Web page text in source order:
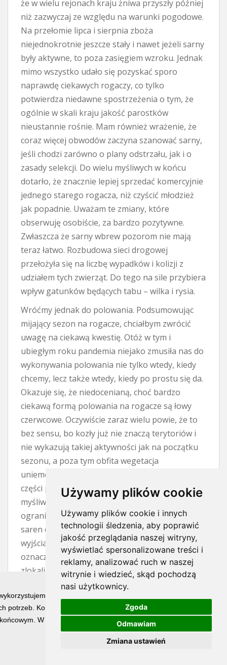
technologię cookies w celu świadczenia Państwu
potrzeb. Korzystanie z witryny bez zmiany ustawień dotyczących
W każdym momencie możesz określić warunki
Używamy plików cookie
Używamy plików cookie i innych
technologii śledzenia, aby poprawić
jakość przeglądania naszej witryny,
wyświetlać spersonalizowane treści i
reklamy, analizować ruch w naszej
witrynie i wiedzieć, skąd pochodzą
nasi użytkownicy.
Zgoda
Odmawiam
Zmiana ustawień
że w wielu rejonach kraju żniwa przyszły później
niż zazwyczaj ze względu na warunki pogodowe.
Na przełomie lipca i sierpnia zboża
niejednokrotnie jeszcze stały i nawet jeżeli sarny
były aktywne, to poza zasięgiem wzroku. Jednak
mimo wszystko udało się pozyskać sporo
naprawdę ciekawych rogaczy, co tylko
potwierdza niedawne spostrzeżenia o tym, że
ogólnie w skali kraju jakość parostków
nieustannie rośnie. Mam również wrażenie, że
coraz więcej obwodów zaczyna szanować sarny,
jeśli chodzi zarówno o plany odstrzału, jak i o
zasady selekcji. Do wielu myśliwych w końcu
dotarło, że znacznie lepiej sprzedać komercyjnie
jednego starego rogacza, niż czyścić młodzież
jak popadnie. Uważam te zmiany, które
obserwuję osobiście, za bardzo pozytywne.
Zwłaszcza że sarny wbrew pozorom nie mają
teraz łatwo. Rozbudowa sieci drogowej
przełożyła się na liczbę wypadków i kolizji z
udziałem tych zwierząt. Do tego na sile przybiera
wpływ gatunków będących tabu – wilka i rysia.
Wróćmy jednak do polowania. Podsumowując
mijający sezon na rogacze, chciałbym zwrócić
uwagę na ciekawą kwestię. Otóż w tym i
ubiegłym roku pandemia niejako zmusiła nas do
wykonywania polowania nie tylko wtedy, kiedy
chcemy, lecz także wtedy, kiedy po prostu się da.
Okazuje się, że niedocenianą, choć bardzo
ciekawą formą polowania na rogacze są łowy
czerwcowe. Oczywiście zaraz wielu powie, że to
bez sensu, bo kozły już nie znaczą terytoriów i
nie wykazują takiej aktywności jak na początku
sezonu, a poza tym obfita wegetacja
uniemożliwia zdobycie trofeum. To wszystko po
części prawda, czerwiec to trudny miesiąc dla
myśliwego. Wyrośnięte zboża i trawy znacznie
ograniczają widoczność, natomiast aktywność
saren często przejawia się jedynie w krótkich
wyjściach na otwarty teren. Jednak trudny nie
oznacza niemożliwy. Jeżeli mamy
zlokalizowanego rogacza, to kwestią cierpliwości
i wytrwałości jest spotkanie z nim. W nagrodę
pozyskujemy osobnika o najładniejszym
wyglądzie parostków w całym sezonie.
Największy atut trofeum pozyskanego w
czerwcu stanowi już pełne jego wybarwienie.